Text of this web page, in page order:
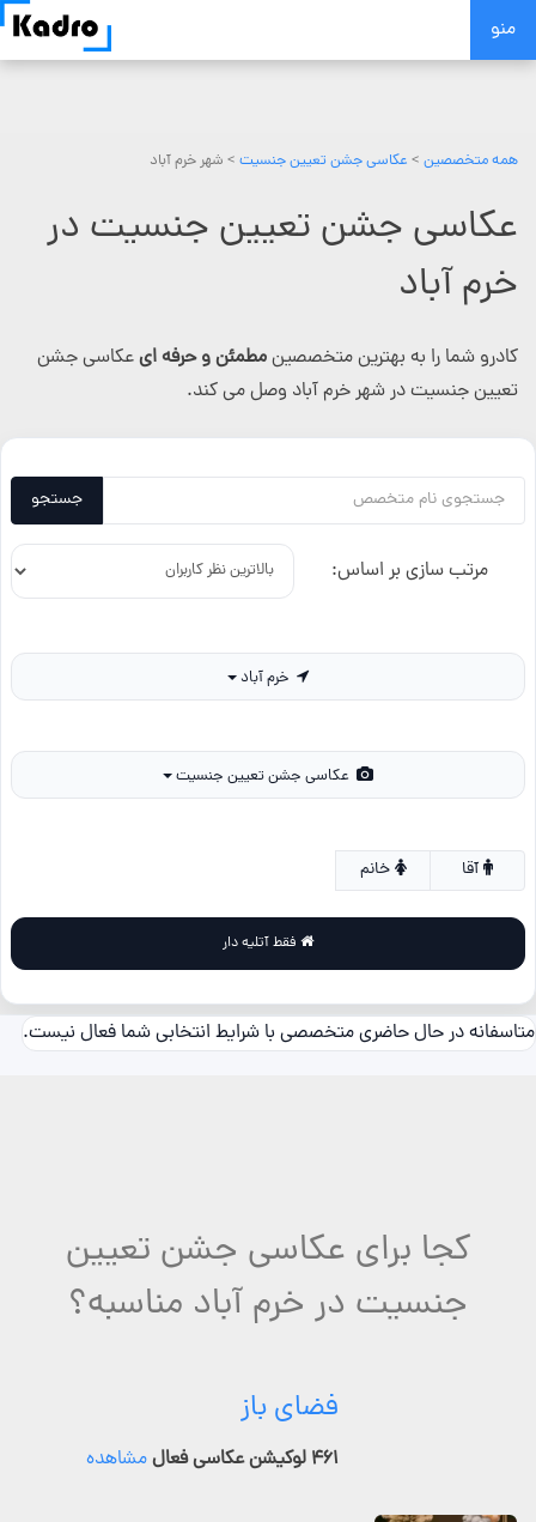
Skip
منو
همه متخصصین > عکاسی جشن تعیین جنسیت > شهر خرم آباد
عکاسی جشن تعیین جنسیت در
خرم آباد
کادرو شما را به بهترین متخصصینمطمئن و حرفه ایعکاسی جشن
تعیین جنسیت در شهر خرم آباد وصل می کند.
جستجو
مرتب سازی بر اساس:
خانم
متاسفانه در حال حاضری متخصصی با شرایط انتخابی شما فعال نیست.
کجا برای عکاسی جشن تعیین
جنسیت در خرم آباد مناسبه؟
فضای باز
۴۶۱ لوکیشن عکاسی فعال مشاهده